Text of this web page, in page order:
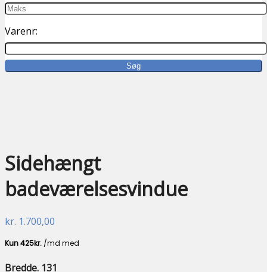
Varenr:
Sidehængt
badeværelsesvindue
kr. 1.700,00
Bredde. 131